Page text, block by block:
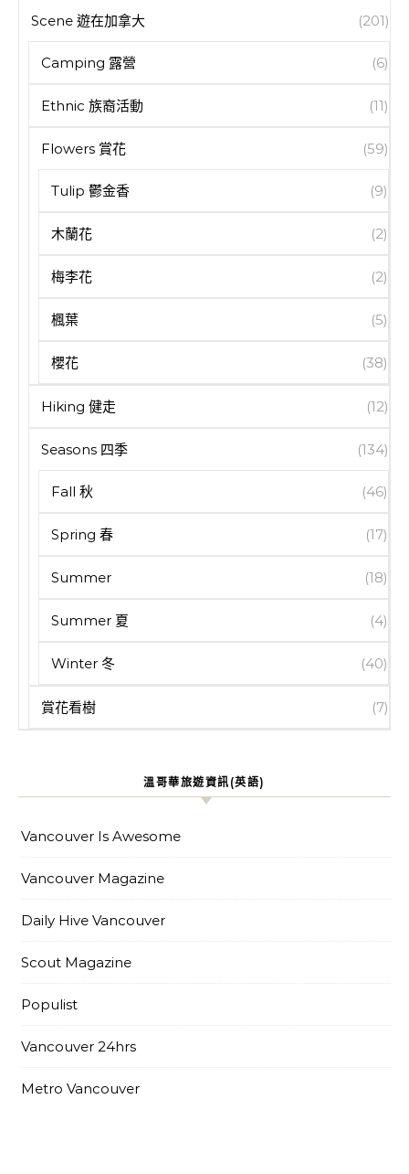
Scene 遊在加拿大 (201)
Camping 露營 (6)
Ethnic 族裔活動 (11)
Flowers 賞花 (59)
Tulip 鬱金香 (9)
木蘭花 (2)
梅李花 (2)
楓葉 (5)
櫻花 (38)
Hiking 健走 (12)
Seasons 四季 (134)
Fall 秋 (46)
Spring 春 (17)
Summer (18)
Summer 夏 (4)
Winter 冬 (40)
賞花看樹 (7)
溫哥華旅遊資訊(英語)
Vancouver Is Awesome
Vancouver Magazine
Daily Hive Vancouver
Scout Magazine
Populist
Vancouver 24hrs
Metro Vancouver